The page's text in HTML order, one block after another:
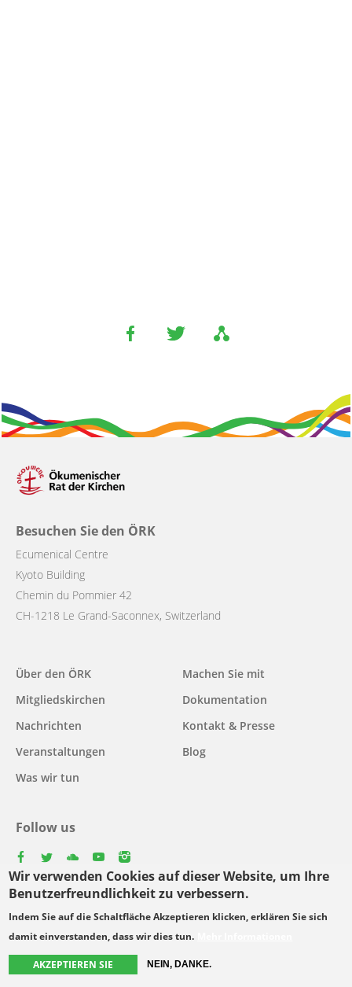
Wir verwenden Cookies auf dieser Website, um Ihre
Benutzerfreundlichkeit zu verbessern.
Indem Sie auf die Schaltfläche Akzeptieren klicken, erklären Sie sich
damit einverstanden, dass wir dies tun.
AKZEPTIEREN SIE NEIN, DANKE.
Besuchen Sie den ÖRK
Ecumenical Centre
Kyoto Building
Chemin du Pommier 42
CH-1218 Le Grand-Saconnex, Switzerland
Main
navigation
Über den ÖRK
Mitgliedskirchen
Nachrichten
Veranstaltungen
Was wir tun
Machen Sie mit
Dokumentation
Kontakt & Presse
Blog
Follow us
facebook
twitteryoutubeyoutubeinstagram
Select
your
language
menu
© Copyright WCC 2026
Bedingungen für die Nutzung
Datenschutzgrundsätze